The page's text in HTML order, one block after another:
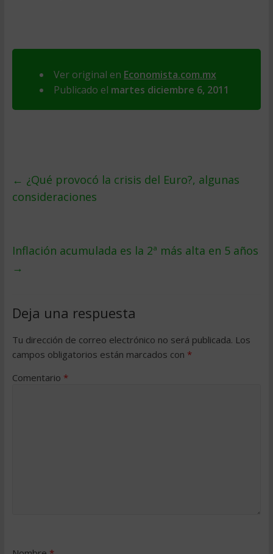
Ver original en Economista.com.mx
Publicado el martes diciembre 6, 2011
← ¿Qué provocó la crisis del Euro?, algunas
consideraciones
Inflación acumulada es la 2ª más alta en 5 años
→
Deja una respuesta
Tu dirección de correo electrónico no será publicada. Los
campos obligatorios están marcados con *
Comentario *